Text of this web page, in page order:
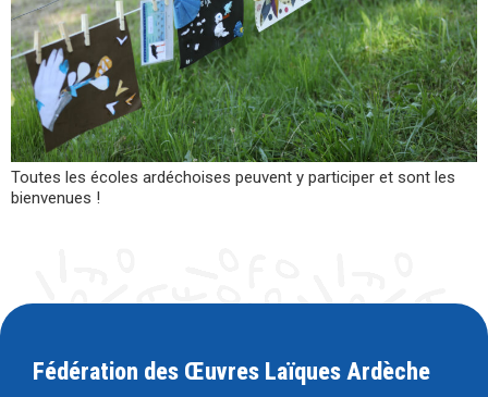
Toutes les écoles ardéchoises peuvent y participer et sont les
bienvenues !
Fédération des Œuvres Laïques Ardèche